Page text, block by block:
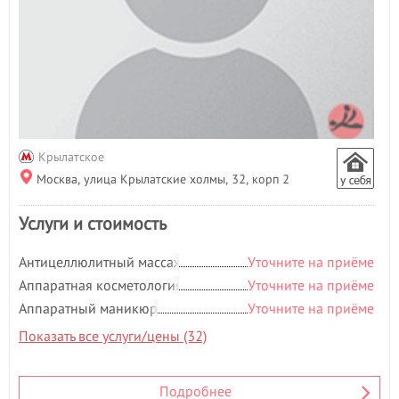
Гиалуроновая кислота
- 80
Детская стрижка
Детский массаж
Дизайн ногтей
Ж
Женская стрижка- 26
К
Классический маникюр
Классический массаж
Контурная пластика
Коррекция бровей
- 15
Коррекция фигуры- 1
Крылатское
Москва, улица Крылатские холмы, 32, корп 2
Услуги и стоимость
Антицеллюлитный массаж
Уточните на приёме
Аппаратная косметология
Уточните на приёме
Аппаратный маникюр
Уточните на приёме
Показать все услуги/цены (32)
Подробнее